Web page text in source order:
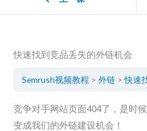
快速找到竞品丢失的外链机会
Semrush视频教程 外链 快速
竞争对手网站页面404了，是时
变成我们的外链建设机会！